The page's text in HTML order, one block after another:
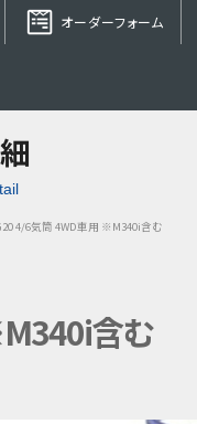
オーダーフォーム
4/6気筒 4WD車用 ※M340i含む
含む